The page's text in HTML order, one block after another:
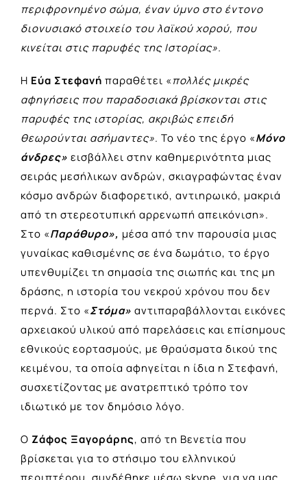
περιφρονημένο σώμα, έναν ύμνο στο έντονο
διονυσιακό στοιχείο του λαϊκού χορού, που
κινείται στις παρυφές της Ιστορίας».
Η Εύα Στεφανή παραθέτει «πολλές μικρές
αφηγήσεις που παραδοσιακά βρίσκονται στις
παρυφές της ιστορίας, ακριβώς επειδή
θεωρούνται ασήμαντες». Το νέο της έργο «Μόνο
άνδρες» εισβάλλει στην καθημερινότητα μιας
σειράς μεσήλικων ανδρών, σκιαγραφώντας έναν
κόσμο ανδρών διαφορετικό, αντιηρωικό, μακριά
από τη στερεοτυπική αρρενωπή απεικόνιση».
Στο «Παράθυρο», μέσα από την παρουσία μιας
γυναίκας καθισμένης σε ένα δωμάτιο, το έργο
υπενθυμίζει τη σημασία της σιωπής και της μη
δράσης, η ιστορία του νεκρού χρόνου που δεν
περνά. Στο «Στόμα» αντιπαραβάλλονται εικόνες
αρχειακού υλικού από παρελάσεις και επίσημους
εθνικούς εορτασμούς, με θραύσματα δικού της
κειμένου, τα οποία αφηγείται η ίδια η Στεφανή,
συσχετίζοντας με ανατρεπτικό τρόπο τον
ιδιωτικό με τον δημόσιο λόγο.
Ο Ζάφος Ξαγοράρης, από τη Βενετία που
βρίσκεται για το στήσιμο του ελληνικού